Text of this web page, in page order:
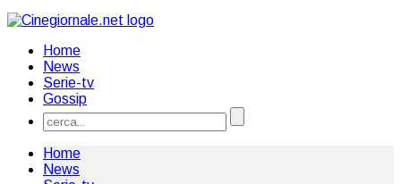
Home
News
Serie-tv
Gossip
Home
News